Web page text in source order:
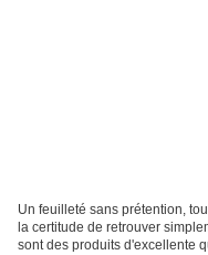
Un feuilleté sans prétention,
la certitude de retrouver
sont des produits d'excellente